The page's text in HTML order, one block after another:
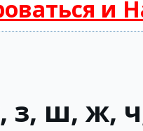
и
з, ш, ж,